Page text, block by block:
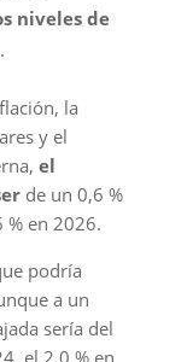
niveles de
la
y el
el
de un 0,6 %
% en 2026.
podría
a un
sería del
el 2,0 % en